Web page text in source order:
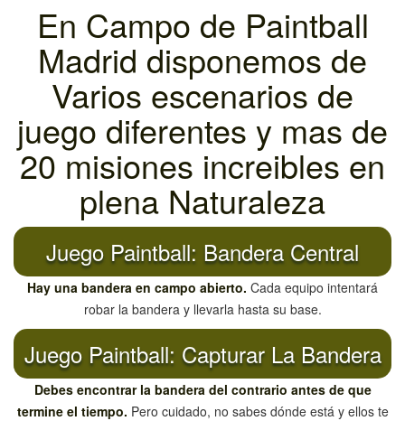
En Campo de Paintball
Madrid disponemos de
Varios escenarios de
juego diferentes y mas de
20 misiones increibles en
plena Naturaleza
Juego Paintball: Bandera Central
Hay una bandera en campo abierto. Cada equipo intentará
robar la bandera y llevarla hasta su base.
Juego Paintball: Capturar La Bandera
Debes encontrar la bandera del contrario antes de que
termine el tiempo. Pero cuidado, no sabes dónde está y ellos te